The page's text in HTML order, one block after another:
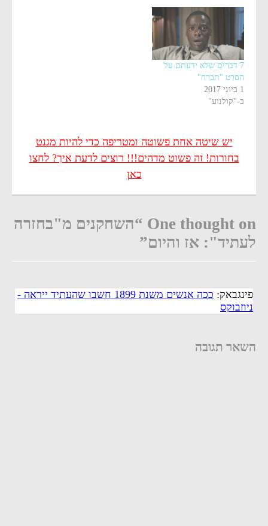
7 דברים שלא ידעתם על
הסרט "תברח"
1 ביוני 2017
ב-"קולנוע"
יש שיטה אחת פשוטה ומטריפה כדי להיות מגנט
בחורות! זה פשוט מדהים!!! רוצים לדעת איך? לחצו
כאן
One thought on “השחקנים מ"בחזרה
לעתיד": אז והיום”
פינגבאק:
ככה אנשים משנת 1899 חשבו שהעתיד ייראה -
ניוזבוקס
השאר תגובה